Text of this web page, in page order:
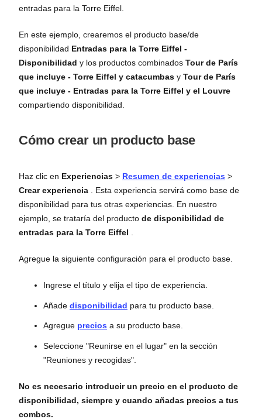
entradas para la Torre Eiffel.
En este ejemplo, crearemos el producto base/de
disponibilidad Entradas para la Torre Eiffel -
Disponibilidad y los productos combinados Tour de París
que incluye - Torre Eiffel y catacumbas y Tour de París
que incluye - Entradas para la Torre Eiffel y el Louvre
compartiendo disponibilidad.
Cómo crear un producto base
Haz clic en Experiencias > Resumen de experiencias >
Crear experiencia . Esta experiencia servirá como base de
disponibilidad para tus otras experiencias. En nuestro
ejemplo, se trataría del producto de disponibilidad de
entradas para la Torre Eiffel
Agregue la siguiente configuración para el producto base.
Ingrese el título y elija el tipo de experiencia.
Añade disponibilidad para tu producto base.
Agregue precios a su producto base.
Seleccione "Reunirse en el lugar" en la sección
"Reuniones y recogidas".
No es necesario introducir un precio en el producto de
disponibilidad, siempre y cuando añadas precios a tus
combos.